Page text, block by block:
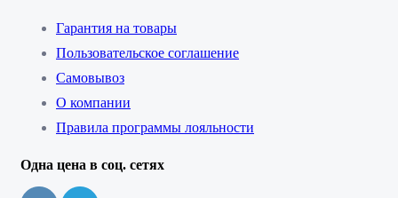
Гарантия на товары
Пользовательское соглашение
Самовывоз
О компании
Правила программы лояльности
Одна цена в соц. сетях